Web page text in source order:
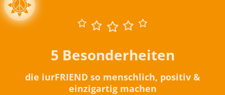
5 Besonderheiten
die iurFRIEND so menschlich, positiv &
einzigartig machen